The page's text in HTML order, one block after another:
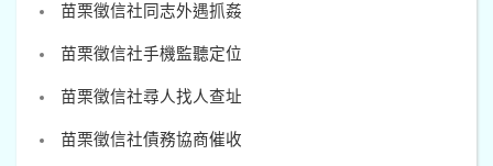
苗栗徵信社同志外遇抓姦
苗栗徵信社手機監聽定位
苗栗徵信社尋人找人查址
苗栗徵信社債務協商催收